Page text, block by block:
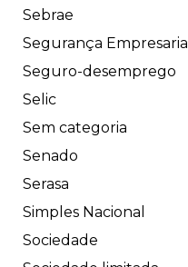
Sebrae
Segurança Empresarial
Seguro-desemprego
Selic
Sem categoria
Senado
Serasa
Simples Nacional
Sociedade